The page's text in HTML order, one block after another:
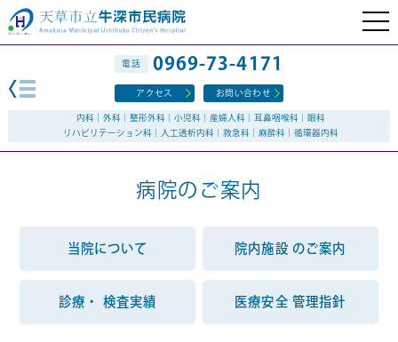
内科｜外科｜整形外科｜小児科｜産婦人科｜耳鼻咽喉科｜眼科
リハビリテーション科｜人工透析内科｜救急科｜麻酔科｜循環器内科
電話 0969-73-4171
アクセス お問い合わせ
病院のご案内
当院について 院内施設 のご案内
診療・ 検査実績 医療安全 管理指針